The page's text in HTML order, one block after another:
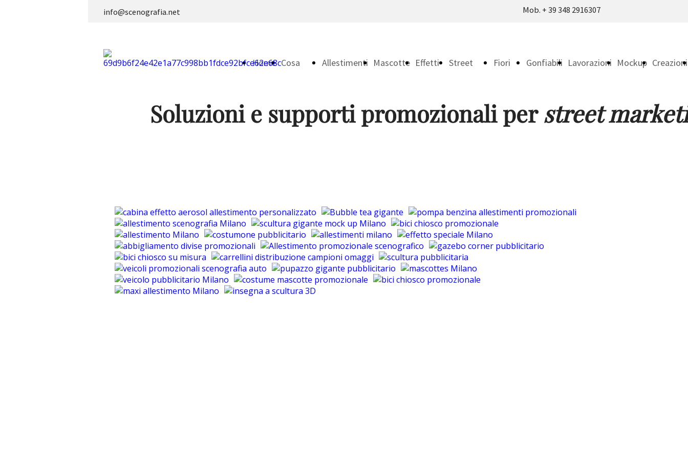
info@scenografia.net Mob. + 39 348 2916307
Home
Page
Cosa
facciamo
Allestimenti
&
Mascotte
&
Effetti
Speciali
Street
Marketing
Fiori
Giganti
Gonfiabili Lavorazioni
Polistirolo
Mockup Creazioni
luminose
Soluzioni e supporti promozionali perstreet